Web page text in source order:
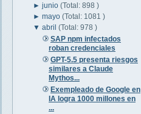
►junio(Total: 898 )
►mayo(Total: 1081 )
▼abril(Total: 978 )
SAP npm infectados
roban credenciales
GPT-5.5 presenta riesgos
similares a Claude
Mythos...
Exempleado de Google en
IA logra 1000 millones en
...